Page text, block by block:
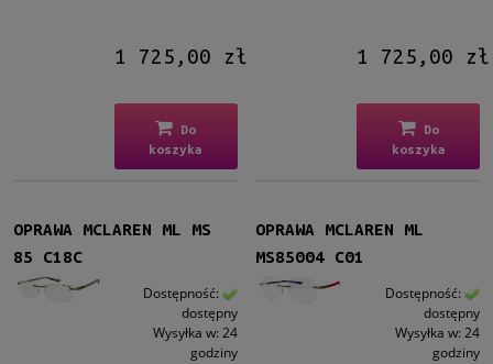
(1)
Tytanowe (5)
Rodzaj
1 725,00 zł
Do
koszyka
1 725,00 zł
Do
koszyka
OPRAWA MCLAREN ML MS
85 C18C
Dostępność:
dostępny
Wysyłka w: 24
godziny
OPRAWA MCLAREN ML
MS85004 C01
Dostępność:
dostępny
Wysyłka w: 24
godziny